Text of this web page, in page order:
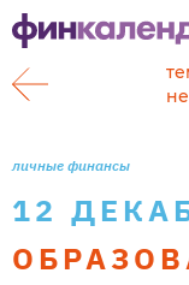
личные финансы
12